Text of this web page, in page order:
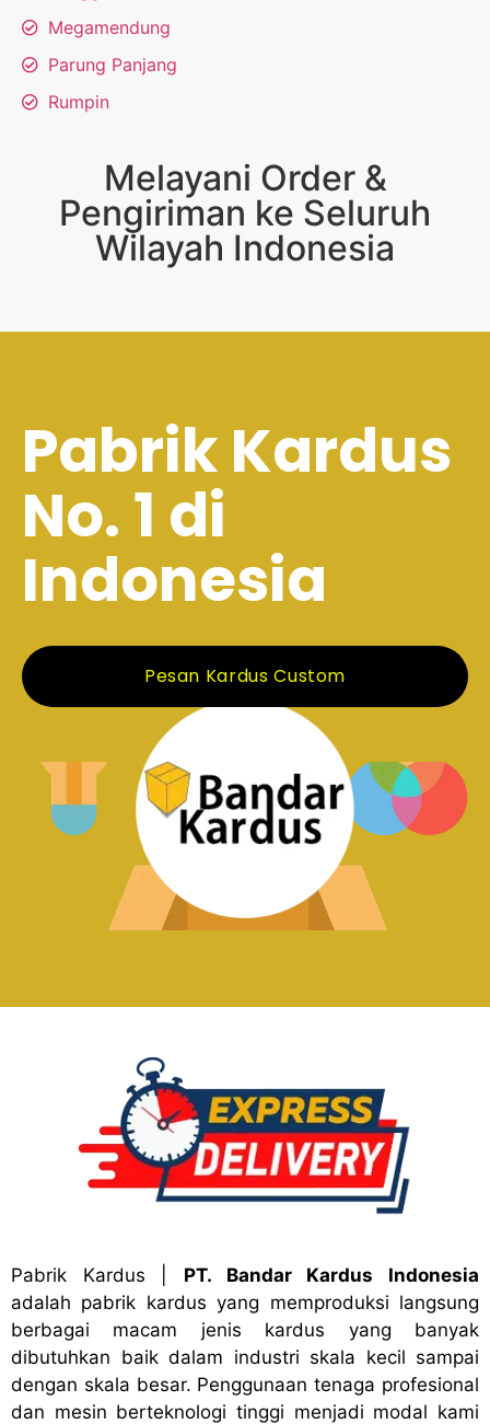
Megamendung
Parung Panjang
Rumpin
Melayani Order &
Pengiriman ke Seluruh
Wilayah Indonesia
Pabrik Kardus
No. 1 di
Indonesia
Pesan Kardus Custom
Pabrik Kardus
PT. Bandar Kardus Indonesia
adalah pabrik kardus yang memproduksi langsung
berbagai macam jenis kardus yang banyak
dibutuhkan baik dalam industri skala kecil sampai
dengan skala besar. Penggunaan tenaga profesional
dan mesin berteknologi tinggi menjadi modal kami